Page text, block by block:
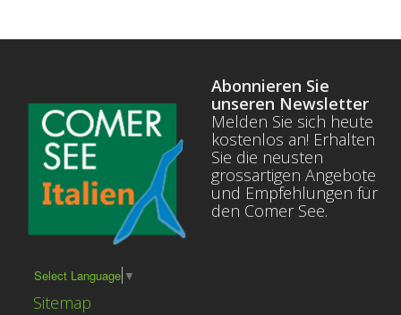
Select Language ▼
Sitemap
Abonnieren Sie
unseren Newsletter
Melden Sie sich heute
kostenlos an! Erhalten
Sie die neusten
grossartigen Angebote
und Empfehlungen für
den Comer See.